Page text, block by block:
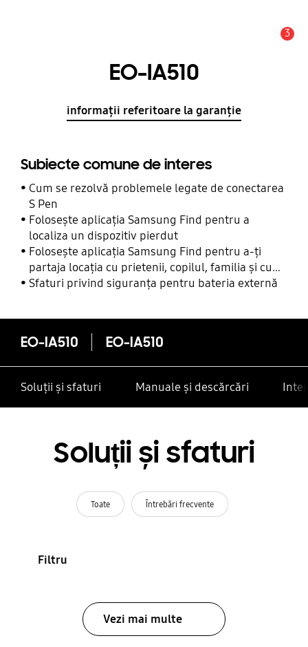
3
EO-IA510
informații referitoare la garanție
Subiecte comune de interes
Cum se rezolvă problemele legate de conectarea
S Pen
Folosește aplicația Samsung Find pentru a
localiza un dispozitiv pierdut
Folosește aplicația Samsung Find pentru a-ți
partaja locația cu prietenii, copilul, familia și cu
alte contacte
Sfaturi privind siguranța pentru bateria externă
EO-IA510 EO-IA510
Soluții și sfaturi Manuale și descărcări
Soluții și sfaturi
Toate Întrebări frecvente
Filtru
Vezi mai multe